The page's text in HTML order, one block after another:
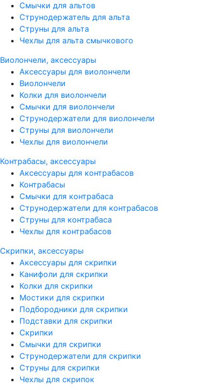
Смычки для альтов
Струнодержатель для альта
Струны для альта
Чехлы для альта смычкового
Виолончели, аксессуары
Аксессуары для виолончели
Виолончели
Колки для виолончели
Смычки для виолончели
Струнодержатели для виолончели
Струны для виолончели
Чехлы для виолончели
Контрабасы, аксессуары
Аксессуары для контрабасов
Контрабасы
Смычки для контрабаса
Струнодержатели для контрабасов
Струны для контрабаса
Чехлы для контрабасов
Скрипки, аксессуары
Аксессуары для скрипки
Канифоли для скрипки
Колки для скрипки
Мостики для скрипки
Подбородники для скрипки
Подставки для скрипки
Скрипки
Смычки для скрипки
Струнодержатели для скрипки
Струны для скрипки
Чехлы для скрипок